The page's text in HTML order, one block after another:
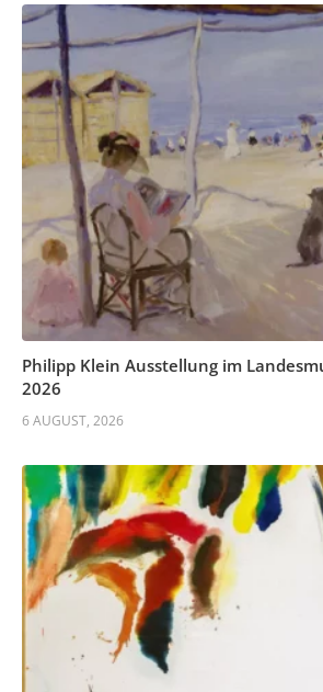
Philipp Klein Ausstellung im
2026
6 AUGUST, 2026